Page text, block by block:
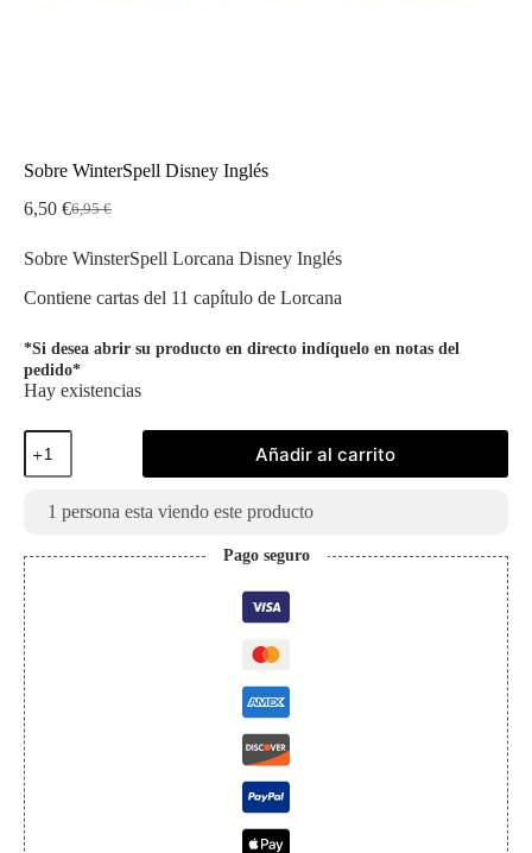
Sobre WinterSpell Disney Inglés
6,95€
El
original
6,95 €.
6,50 €El
actual
6,50 €.
Sobre WinsterSpell Lorcana Disney Inglés
Contiene cartas del 11 capítulo de Lorcana
*Si desea abrir su producto en directo indíquelo en notas del
pedido*
Hay existencias
Sobre
WinterSpell
Disney
cantidad
Añadir al carrito
1 persona esta viendo este producto
Pago seguro